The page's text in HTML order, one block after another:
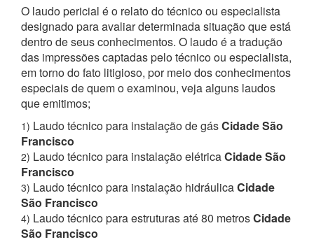
O laudo pericial é o relato do técnico ou especialista
designado para avaliar determinada situação que está
dentro de seus conhecimentos. O laudo é a tradução
das impressões captadas pelo técnico ou especialista,
em torno do fato litigioso, por meio dos conhecimentos
especiais de quem o examinou, veja alguns laudos
que emitimos;
1) Laudo técnico para instalação de gásCidade São
Francisco
2) Laudo técnico para instalação elétricaCidade São
Francisco
3) Laudo técnico para instalação hidráulicaCidade
São Francisco
4) Laudo técnico para estruturas até 80 metrosCidade
São Francisco